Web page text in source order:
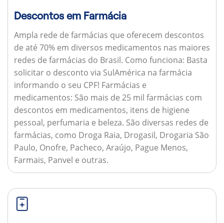
Descontos em Farmácia
Ampla rede de farmácias que oferecem descontos
de até 70% em diversos medicamentos nas maiores
redes de farmácias do Brasil. Como funciona: Basta
solicitar o desconto via SulAmérica na farmácia
informando o seu CPF! Farmácias e
medicamentos: São mais de 25 mil farmácias com
descontos em medicamentos, itens de higiene
pessoal, perfumaria e beleza. São diversas redes de
farmácias, como Droga Raia, Drogasil, Drogaria São
Paulo, Onofre, Pacheco, Araújo, Pague Menos,
Farmais, Panvel e outras.